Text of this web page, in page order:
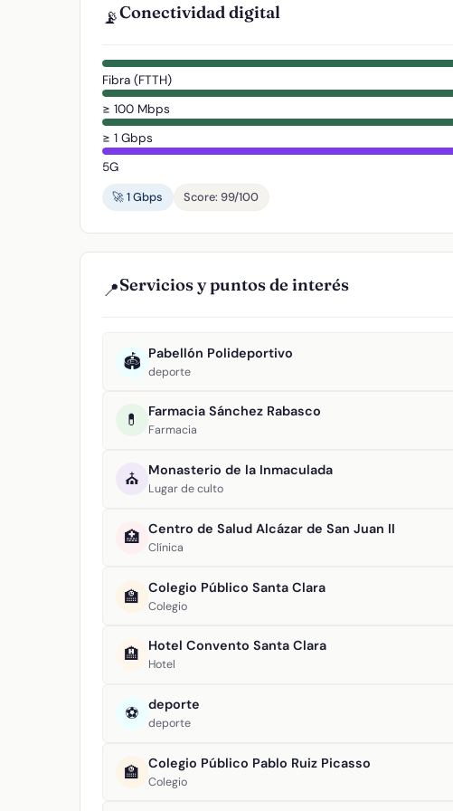
📡Conectividad digital
Fibra (FTTH)
≥ 100 Mbps
≥ 1 Gbps
5G
🚀 1 Gbps
Score: 99/100
📍Servicios y puntos de interés
🏟️ Pabellón Polideportivo
deporte
💊 Farmacia Sánchez Rabasco
Farmacia
⛪ Monasterio de la Inmaculada
Lugar de culto
🏥 Centro de Salud Alcázar de San Juan II
Clínica
🏫 Colegio Público Santa Clara
Colegio
🏨 Hotel Convento Santa Clara
Hotel
⚽ deporte
deporte
🏫 Colegio Público Pablo Ruiz Picasso
Colegio